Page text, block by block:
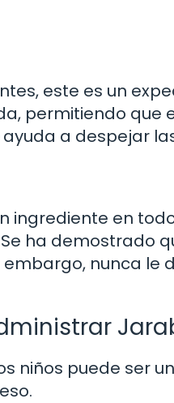
este es un
permitiendo que
a despejar
ingrediente en
ha demostrado
embargo, nunca
niños puede ser